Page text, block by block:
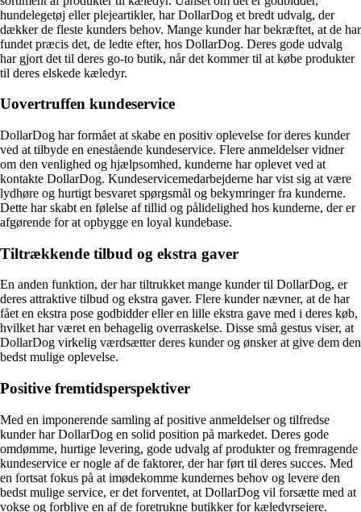
hundelegetøj eller plejeartikler, har DollarDog et bredt udvalg, der
dækker de fleste kunders behov. Mange kunder har bekræftet, at de har
fundet præcis det, de ledte efter, hos DollarDog. Deres gode udvalg
har gjort det til deres go-to butik, når det kommer til at købe produkter
til deres elskede kæledyr.
Uovertruffen kundeservice
DollarDog har formået at skabe en positiv oplevelse for deres kunder
ved at tilbyde en enestående kundeservice. Flere anmeldelser vidner
om den venlighed og hjælpsomhed, kunderne har oplevet ved at
kontakte DollarDog. Kundeservicemedarbejderne har vist sig at være
lydhøre og hurtigt besvaret spørgsmål og bekymringer fra kunderne.
Dette har skabt en følelse af tillid og pålidelighed hos kunderne, der er
afgørende for at opbygge en loyal kundebase.
Tiltrækkende tilbud og ekstra gaver
En anden funktion, der har tiltrukket mange kunder til DollarDog, er
deres attraktive tilbud og ekstra gaver. Flere kunder nævner, at de har
fået en ekstra pose godbidder eller en lille ekstra gave med i deres køb,
hvilket har været en behagelig overraskelse. Disse små gestus viser, at
DollarDog virkelig værdsætter deres kunder og ønsker at give dem den
bedst mulige oplevelse.
Positive fremtidsperspektiver
Med en imponerende samling af positive anmeldelser og tilfredse
kunder har DollarDog en solid position på markedet. Deres gode
omdømme, hurtige levering, gode udvalg af produkter og fremragende
kundeservice er nogle af de faktorer, der har ført til deres succes. Med
en fortsat fokus på at imødekomme kundernes behov og levere den
bedst mulige service, er det forventet, at DollarDog vil forsætte med at
vokse og forblive en af de foretrukne butikker for kæledyrsejere.